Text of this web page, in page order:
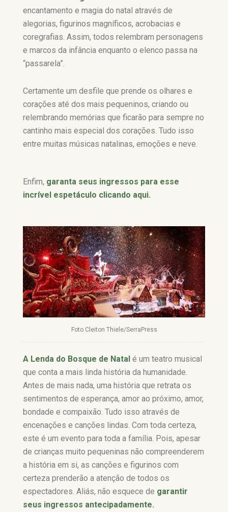
encantamento e magia do natal através de
alegorias, figurinos magníficos, acrobacias e
coregrafias. Assim, todos relembram personagens
e marcos da infância enquanto o elenco passa na
“passarela”.
Certamente um desfile que prende os olhares e
corações até dos mais pequeninos, criando ou
relembrando memórias que ficarão para sempre no
cantinho mais especial dos corações. Tudo isso
entre muitas músicas natalinas, emoções e neve.
Enfim, garanta seus ingressos para esse
incrível espetáculo clicando aqui.
Foto Cleiton Thiele/SerraPress
A Lenda do Bosque de Natal é um teatro musical
que conta a mais linda história da humanidade.
Antes de mais nada, uma história que retrata os
sentimentos de esperança, amor ao próximo, amor,
bondade e compaixão. Tudo isso através de
encenações e canções lindas. Com toda certeza,
este é um evento para toda a família. Pois, apesar
de crianças muito pequeninas não compreenderem
a história em si, as canções e figurinos com
certeza prenderão a atenção de todos os
espectadores. Aliás, não esquece de garantir
seus ingressos antecipadamente.